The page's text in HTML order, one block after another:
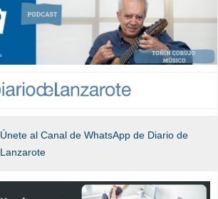
Jump to navigation
Únete al Canal de WhatsApp de Diario de
Lanzarote